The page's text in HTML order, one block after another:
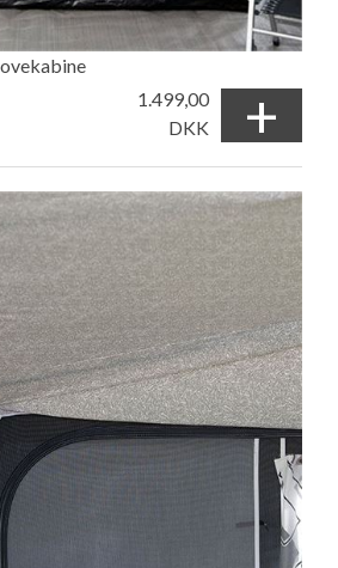
1.499,00
DKK
+